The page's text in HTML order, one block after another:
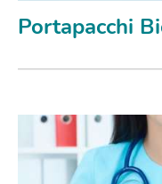
Portapacchi